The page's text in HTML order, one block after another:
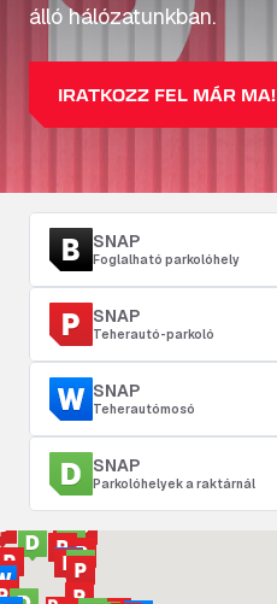
álló hálózatunkban.
IRATKOZZ FEL MÁR MA!
SNAP
Foglalható parkolóhely
SNAP
Teherautó-parkoló
SNAP
Teherautómosó
SNAP
Parkolóhelyek a raktárnál